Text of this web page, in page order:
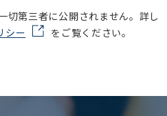
切第三者に公開されません。詳し
シー をご覧ください。